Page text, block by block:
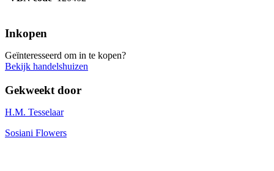
Inkopen
Geïnteresseerd om in te kopen?
Bekijk handelshuizen
Gekweekt door
H.M. Tesselaar
Sosiani Flowers